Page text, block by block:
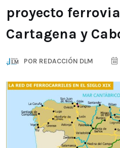
proyecto
Cartagena y
POR REDACCIÓN DLM